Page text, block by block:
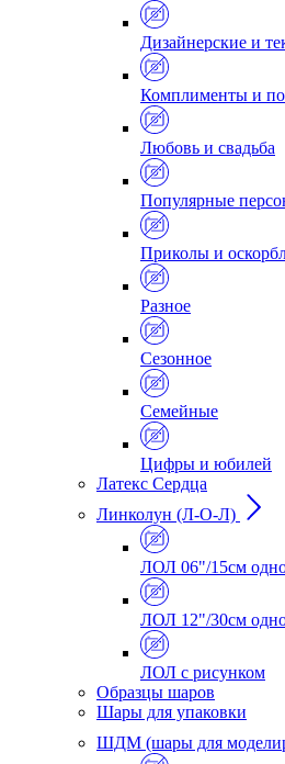
Дизайнерские и
Комплименты и
Любовь и свадьба
Популярные
Приколы и
Разное
Сезонное
Семейные
Цифры и юбилей
Латекс Сердца
Линколун (Л-О-Л)
ЛОЛ 06"/15см
ЛОЛ 12"/30см
ЛОЛ с рисунком
Образцы шаров
Шары для упаковки
ШДМ (шары для